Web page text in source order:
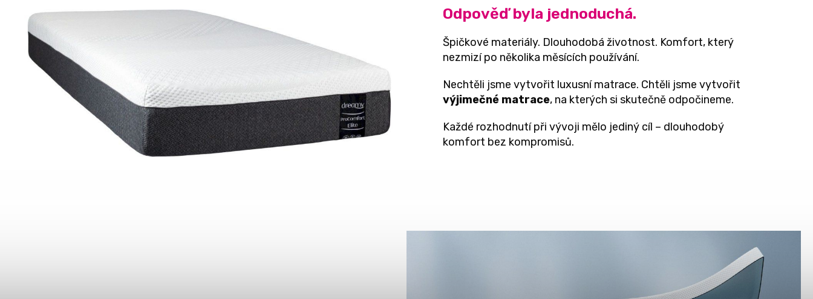
Odpověď byla jednoduchá.
Špičkové materiály. Dlouhodobá životnost. Komfort, který
nezmizí po několika měsících používání.
Nechtěli jsme vytvořit luxusní matrace. Chtěli jsme vytvořit
výjimečné matrace, na kterých si skutečně odpočineme.
Každé rozhodnutí při vývoji mělo jediný cíl – dlouhodobý
komfort bez kompromisů.